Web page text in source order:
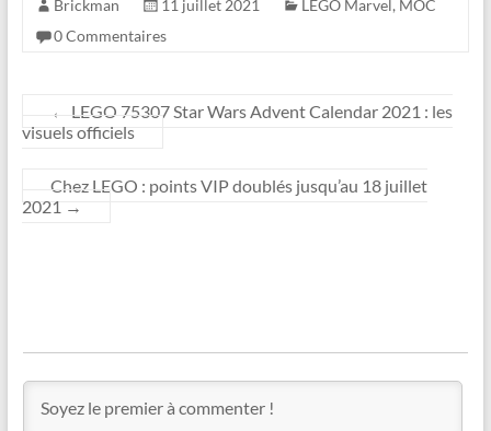
Brickman 11 juillet 2021 LEGO Marvel, MOC
0 Commentaires
←
LEGO 75307 Star Wars Advent Calendar 2021 : les
visuels officiels
Chez LEGO : points VIP doublés jusqu’au 18 juillet
2021 →